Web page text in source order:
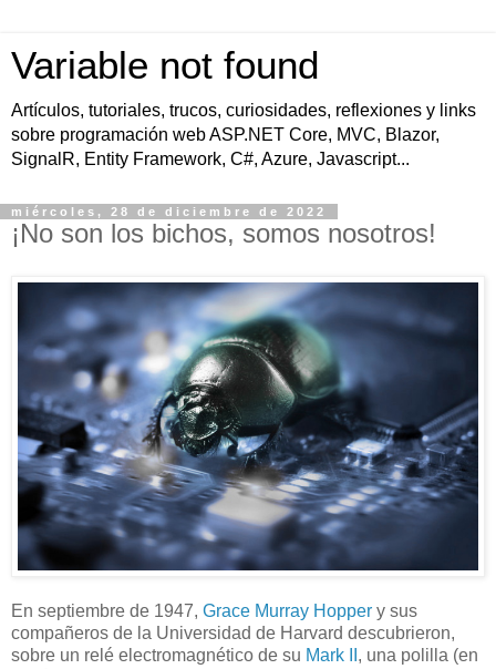
Variable not found
Artículos, tutoriales, trucos, curiosidades, reflexiones y links
sobre programación web ASP.NET Core, MVC, Blazor,
SignalR, Entity Framework, C#, Azure, Javascript...
miércoles, 28 de diciembre de 2022
¡No son los bichos, somos nosotros!
En septiembre de 1947, Grace Murray Hopper y sus
compañeros de la Universidad de Harvard descubrieron,
sobre un relé electromagnético de su Mark II , una polilla (en